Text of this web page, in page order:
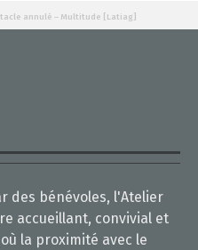
annulé – Multitude [Latiag]
des bénévoles, l'Atelier
accueillant, convivial et
la proximité avec le